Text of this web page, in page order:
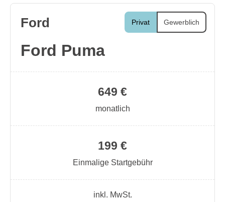
Privat Gewerblich
Ford
Ford Puma
199 €
Einmalige Startgebühr
649 €
monatlich
inkl. MwSt.